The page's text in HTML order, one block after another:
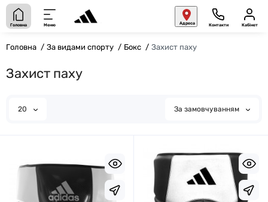
Головна Меню Адреса Контакти Кабінет
Головна За видами спорту Бокс Захист паху
Захист паху
20 За замовчуванням